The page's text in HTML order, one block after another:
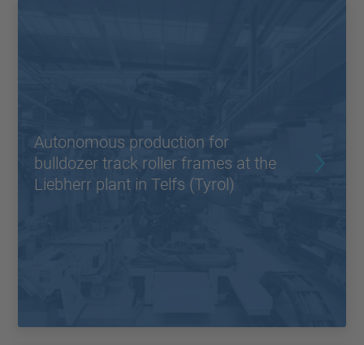
Autonomous production for
bulldozer track roller frames at the
Liebherr plant in Telfs (Tyrol)